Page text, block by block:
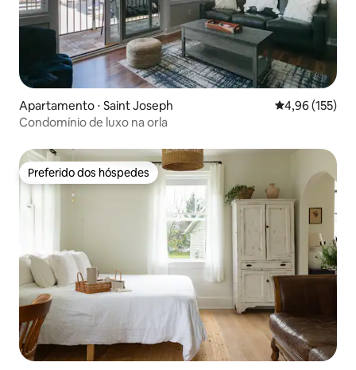
Apartamento ⋅ Saint Joseph 4,96 de uma
4,96 (155)
Condomínio de luxo na orla
Preferido dos hóspedes
Preferido dos hóspedes